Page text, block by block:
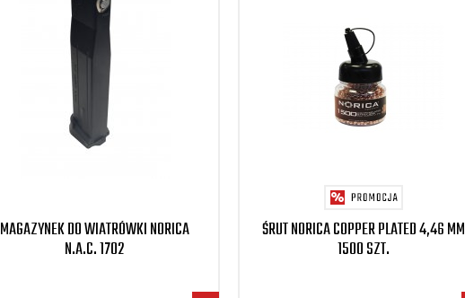
MAGAZYNEK DO WIATRÓWKI NORICA
N.A.C. 1702
ŚRUT NORICA COPPER PLATED 4,46 MM
1500 SZT.